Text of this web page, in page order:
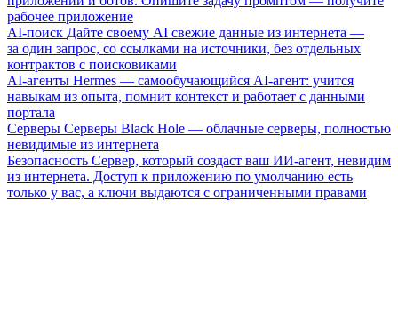
рабочее приложение
AI-поиск Дайте своему AI свежие данные из интернета —
за один запрос, со ссылками на источники, без отдельных
контрактов с поисковиками
AI-агенты Hermes — самообучающийся AI-агент: учится
навыкам из опыта, помнит контекст и работает с данными
портала
Серверы Серверы Black Hole — облачные серверы, полностью
невидимые из интернета
Безопасность Сервер, который создаст ваш ИИ-агент, невидим
из интернета. Доступ к приложению по умолчанию есть
только у вас, а ключи выдаются с ограниченными правами